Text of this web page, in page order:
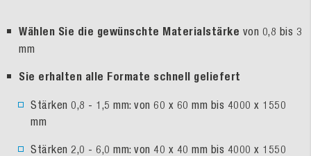
Wählen Sie die gewünschte Materialstärke von 0,8 bis 3
mm
Sie erhalten alle Formate schnell geliefert
Stärken 0,8 - 1,5 mm: von 60 x 60 mm bis 4000 x 1550
mm
Stärken 2,0 - 6,0 mm: von 40 x 40 mm bis 4000 x 1550